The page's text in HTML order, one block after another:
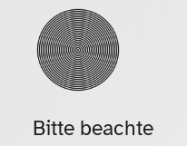
Bitte beachte